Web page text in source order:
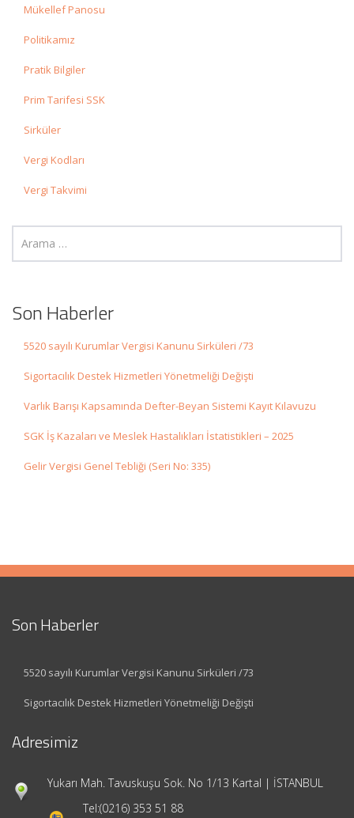
Mükellef Panosu
Politikamız
Pratik Bilgiler
Prim Tarifesi SSK
Sirküler
Vergi Kodları
Vergi Takvimi
Son Haberler
5520 sayılı Kurumlar Vergisi Kanunu Sirküleri /73
Sigortacılık Destek Hizmetleri Yönetmeliği Değişti
Varlık Barışı Kapsamında Defter-Beyan Sistemi Kayıt Kılavuzu
SGK İş Kazaları ve Meslek Hastalıkları İstatistikleri – 2025
Gelir Vergisi Genel Tebliği (Seri No: 335)
Son Haberler
5520 sayılı Kurumlar Vergisi Kanunu Sirküleri /73
Sigortacılık Destek Hizmetleri Yönetmeliği Değişti
Adresimiz
Yukarı Mah. Tavuskuşu Sok. No 1/13 Kartal | İSTANBUL
Tel:(0216) 353 51 88